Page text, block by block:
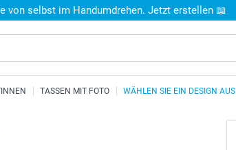
von selbst im Handumdrehen. Jetzt erstellen 📖
TASSEN MIT FOTO WÄHLEN SIE EIN DESIGN AUS